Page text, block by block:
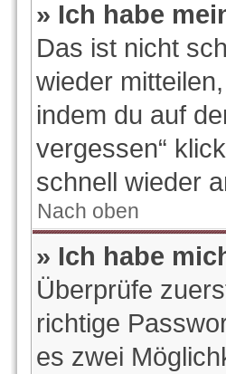
» Ich habe
Das ist nicht
wieder
indem du auf
vergessen“
schnell wieder
Nach oben
» Ich habe
Überprüfe
richtige
es zwei